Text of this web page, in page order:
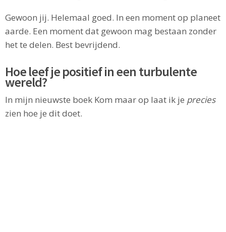
Gewoon jij. Helemaal goed. In een moment op planeet
aarde. Een moment dat gewoon mag bestaan zonder
het te delen. Best bevrijdend.
Hoe leef je positief in een turbulente
wereld?
In mijn nieuwste boek Kom maar op laat ik je precies
zien hoe je dit doet.